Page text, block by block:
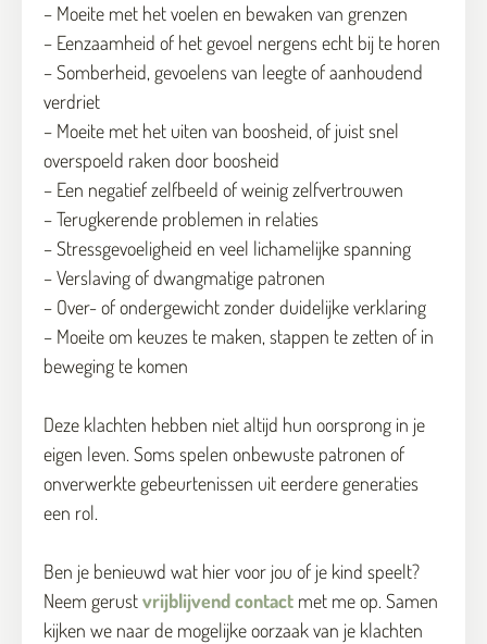
– Moeite met het voelen en bewaken van grenzen
– Eenzaamheid of het gevoel nergens echt bij te horen
– Somberheid, gevoelens van leegte of aanhoudend
verdriet
– Moeite met het uiten van boosheid, of juist snel
overspoeld raken door boosheid
– Een negatief zelfbeeld of weinig zelfvertrouwen
– Terugkerende problemen in relaties
– Stressgevoeligheid en veel lichamelijke spanning
– Verslaving of dwangmatige patronen
– Over- of ondergewicht zonder duidelijke verklaring
– Moeite om keuzes te maken, stappen te zetten of in
beweging te komen
Deze klachten hebben niet altijd hun oorsprong in je
eigen leven. Soms spelen onbewuste patronen of
onverwerkte gebeurtenissen uit eerdere generaties
een rol.
Ben je benieuwd wat hier voor jou of je kind speelt?
Neem gerustvrijblijvend contact met me op. Samen
kijken we naar de mogelijke oorzaak van je klachten